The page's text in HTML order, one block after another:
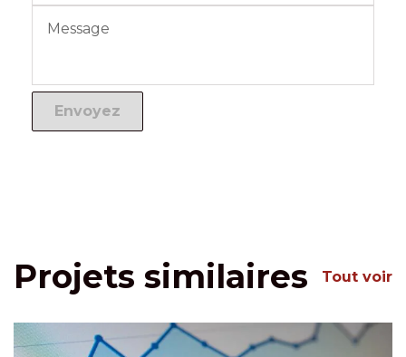
Projets similaires Tout voir